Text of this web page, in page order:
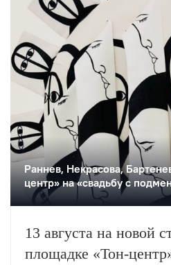
Раннев, Некрасова,
центр» на «свадьбу с
13 августа на новой
площадке «Тон-